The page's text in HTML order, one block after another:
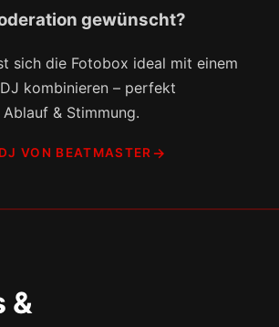
gewünscht?
sich die Fotobox ideal mit einem
kombinieren – perfekt
& Stimmung.
VON BEATMASTER
&